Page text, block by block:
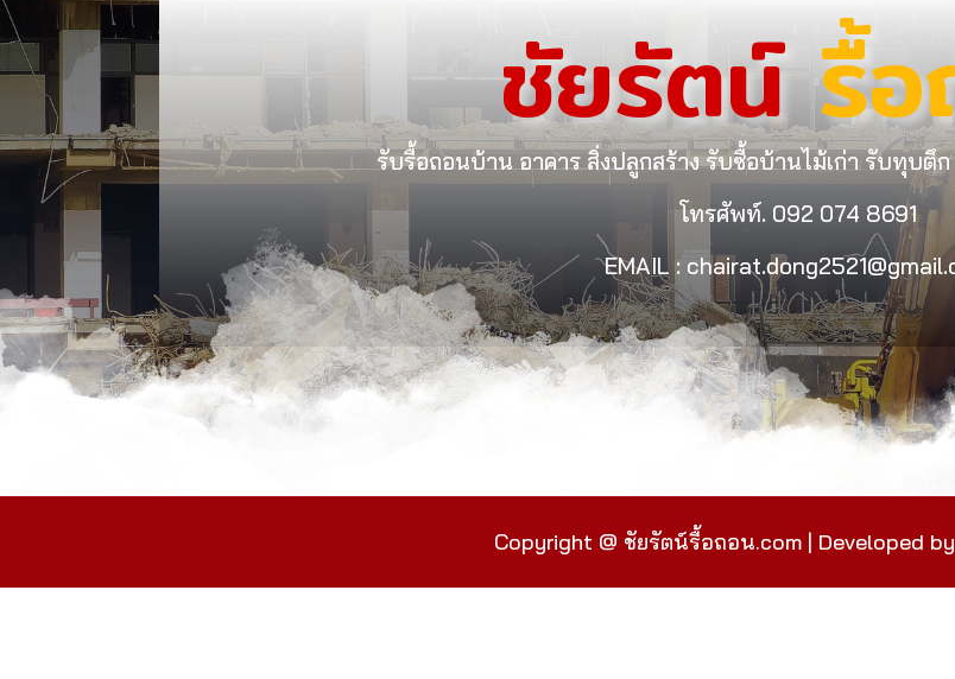
ชัยรัตน์รื้
รับรื้อถอนบ้าน อาคาร สิ่งปลูกสร้าง รับซื้อบ้านไม้เก่า รับทุบตึก
โทรศัพท์. 092 074 8691
EMAIL :
Copyright @ ชัยรัตน์รื้อถอน.com | Developed